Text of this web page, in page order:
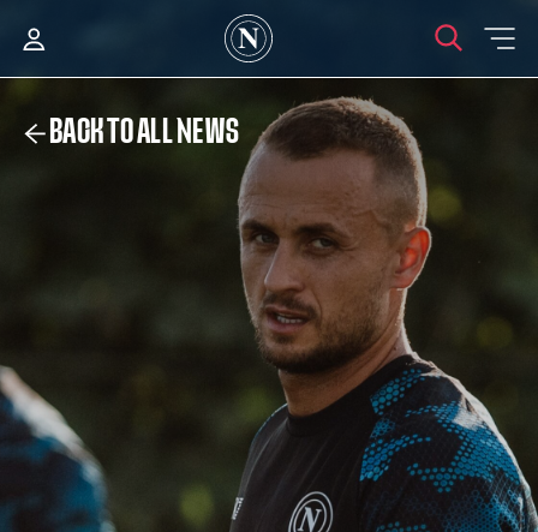
BACK TO ALL NEWS